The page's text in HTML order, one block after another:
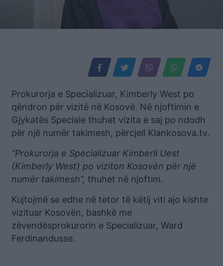
Prokurorja e Specializuar, Kimberly West po
qëndron për vizitë në Kosovë. Në njoftimin e
Gjykatës Speciale thuhet vizita e saj po ndodh
për një numër takimesh, përcjell Klankosova.tv.
“Prokurorja e Specializuar Kimberli Uest
(Kimberly West) po viziton Kosovën për një
numër takimesh”, thuhet në njoftim.
Kujtojmë se edhe në tetor të këtij viti ajo kishte
vizituar Kosovën, bashkë me
zëvendësprokurorin e Specializuar, Ward
Ferdinandusse.